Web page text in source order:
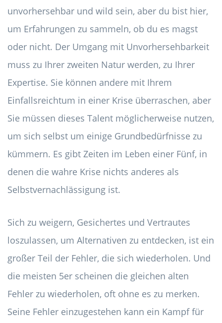
unvorhersehbar und wild sein, aber du bist hier,
um Erfahrungen zu sammeln, ob du es magst
oder nicht. Der Umgang mit Unvorhersehbarkeit
muss zu Ihrer zweiten Natur werden, zu Ihrer
Expertise. Sie können andere mit Ihrem
Einfallsreichtum in einer Krise überraschen, aber
Sie müssen dieses Talent möglicherweise nutzen,
um sich selbst um einige Grundbedürfnisse zu
kümmern. Es gibt Zeiten im Leben einer Fünf, in
denen die wahre Krise nichts anderes als
Selbstvernachlässigung ist.
Sich zu weigern, Gesichertes und Vertrautes
loszulassen, um Alternativen zu entdecken, ist ein
großer Teil der Fehler, die sich wiederholen. Und
die meisten 5er scheinen die gleichen alten
Fehler zu wiederholen, oft ohne es zu merken.
Seine Fehler einzugestehen kann ein Kampf für